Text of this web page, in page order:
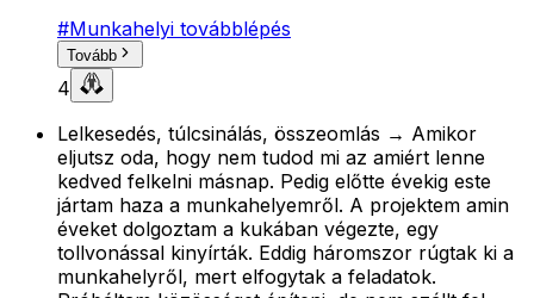
#Munkahelyi továbblépés
Tovább
4
Lelkesedés, túlcsinálás, összeomlás → Amikor
eljutsz oda, hogy nem tudod mi az amiért lenne
kedved felkelni másnap. Pedig előtte évekig este
jártam haza a munkahelyemről. A projektem amin
éveket dolgoztam a kukában végezte, egy
tollvonással kinyírták. Eddig háromszor rúgtak ki a
munkahelyről, mert elfogytak a feladatok.